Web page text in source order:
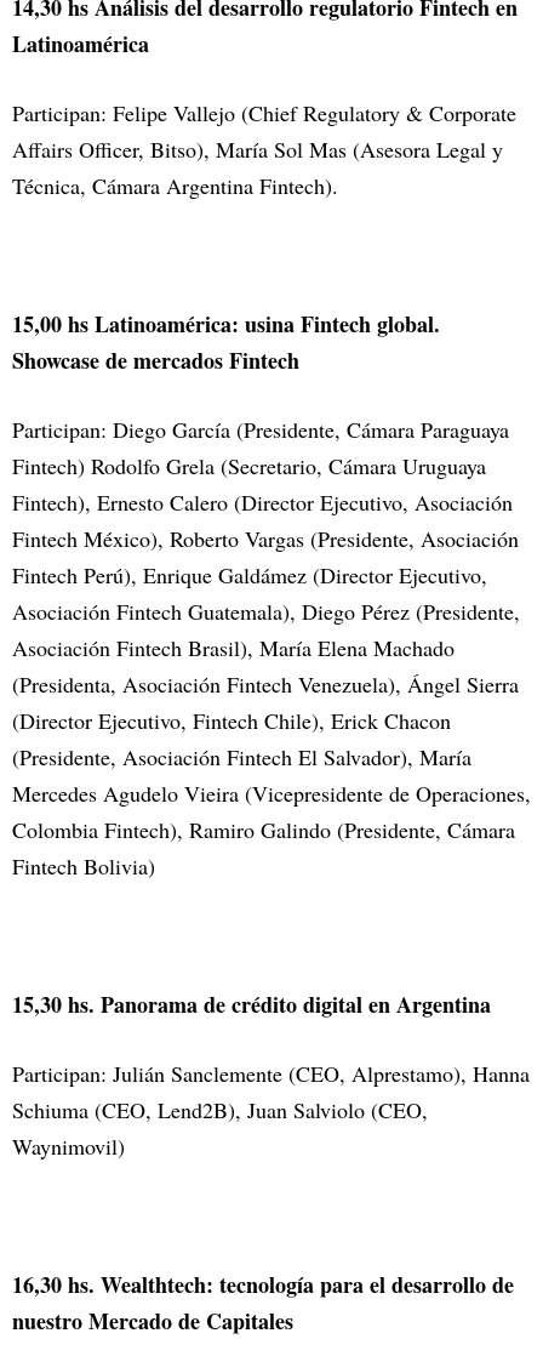
14,30 hs Análisis del desarrollo regulatorio Fintech en
Latinoamérica
Participan: Felipe Vallejo (Chief Regulatory & Corporate
Affairs Officer, Bitso), María Sol Mas (Asesora Legal y
Técnica, Cámara Argentina Fintech).
15,00 hs Latinoamérica: usina Fintech global.
Showcase de mercados Fintech
Participan: Diego García (Presidente, Cámara Paraguaya
Fintech) Rodolfo Grela (Secretario, Cámara Uruguaya
Fintech), Ernesto Calero (Director Ejecutivo, Asociación
Fintech México), Roberto Vargas (Presidente, Asociación
Fintech Perú), Enrique Galdámez (Director Ejecutivo,
Asociación Fintech Guatemala), Diego Pérez (Presidente,
Asociación Fintech Brasil), María Elena Machado
(Presidenta, Asociación Fintech Venezuela), Ángel Sierra
(Director Ejecutivo, Fintech Chile), Erick Chacon
(Presidente, Asociación Fintech El Salvador), María
Mercedes Agudelo Vieira (Vicepresidente de Operaciones,
Colombia Fintech), Ramiro Galindo (Presidente, Cámara
Fintech Bolivia)
15,30 hs. Panorama de crédito digital en Argentina
Participan: Julián Sanclemente (CEO, Alprestamo), Hanna
Schiuma (CEO, Lend2B), Juan Salviolo (CEO,
Waynimovil)
16,30 hs. Wealthtech: tecnología para el desarrollo de
nuestro Mercado de Capitales